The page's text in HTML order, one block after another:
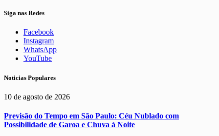
Siga nas Redes
Facebook
Instagram
WhatsApp
YouTube
Noticias Populares
10 de agosto de 2026
Previsão do Tempo em São Paulo: Céu Nublado com
Possibilidade de Garoa e Chuva à Noite